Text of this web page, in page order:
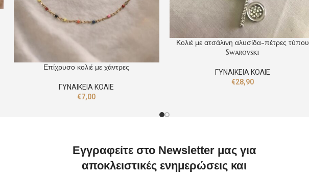
Επίχρυσο κολιέ με χάντρες
ΓΥΝΑΙΚΕΙΑ ΚΟΛΙΕ
€7,00
Κολιέ με ατσάλινη αλυσίδα-πέτρες τύπου
Swarovski
ΓΥΝΑΙΚΕΙΑ ΚΟΛΙΕ
€28,90
Εγγραφείτε στο Newsletter μας για
αποκλειστικές ενημερώσεις και